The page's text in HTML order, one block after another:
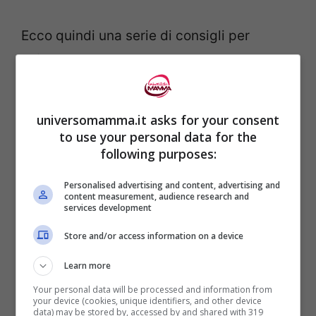
Ecco quindi una serie di consigli per
evitare:
tosse,
universomamma.it asks for your consent
to use your personal data for the
following purposes:
Personalised advertising and content, advertising and
content measurement, audience research and
services development
Store and/or access information on a device
Learn more
Your personal data will be processed and information from
your device (cookies, unique identifiers, and other device
data) may be stored by, accessed by and shared with 319